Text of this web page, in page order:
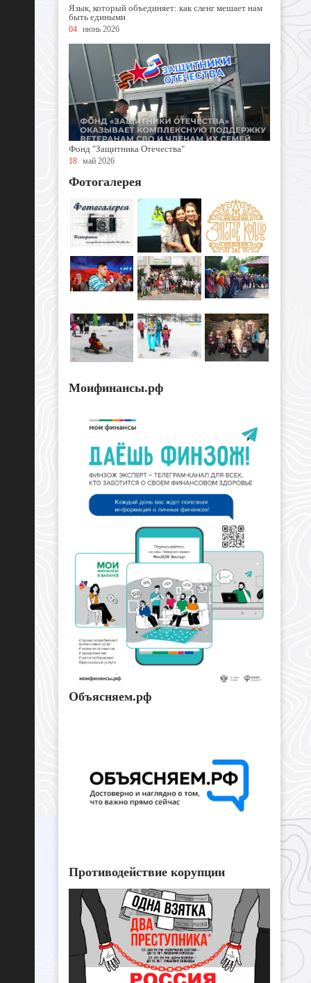
Язык, который объединяет: как сленг мешает нам
быть едиными
04 июнь 2026
Фонд "Защитника Отечества"
18 май 2026
Фотогалерея
Моифинансы.рф
Объясняем.рф
Противодействие корупции